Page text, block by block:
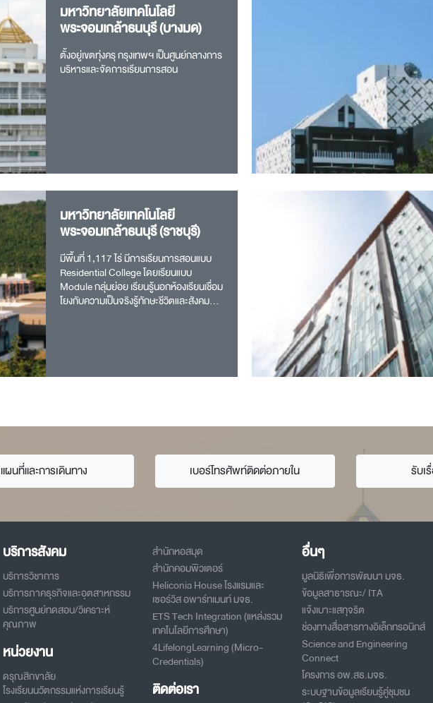
มหาวิทยาลัยเทคโนโลยี
พระจอมเกล้าธนบุรี (บางมด)
ตั้งอยู่เขตทุ่งครุ กรุงเทพฯ เป็นศูนย์กลางการ
บริหารและจัดการเรียนการสอน
มหาวิทยาลัยเทคโนโลยี
พระจอมเกล้าธนบุรี (ราชบุรี)
มีพื้นที่ 1,117 ไร่ มีการเรียนการสอนแบบ
Residential College โดยเรียนแบบ
Module กลุ่มย่อย เรียนรู้นอกห้องเรียนเชื่อม
โยงกับความเป็นจริงรู้ทักษะชีวิตและสังคม
แผนที่และการเดินทาง เบอร์โทรศัพท์ติดต่อภายใน รับเ
บริการสังคม
บริการวิชาการ
บริการภาคธุรกิจและอุตสาหกรรม
บริการศูนย์ทดสอบ/วิเคราะห์
คุณภาพ
หน่วยงาน
ดรุณสิกขาลัย
โรงเรียนนวัตกรรมแห่งการเรียนรู้
สำนักหอสมุด
สำนักคอมพิวเตอร์
Heliconia House โรงแรมและ
เซอร์วิส อพาร์ทเมนท์ มจธ.
ETS Tech Integration (แหล่งรวม
เทคโนโลยีการศึกษา)
4LifelongLearning (Micro-
Credentials)
ติดต่อเรา
อื่นๆ
มูลนิธิเพื่อการพัฒนา มจธ.
ข้อมูลสาธารณะ/ ITA
แจ้งเบาะแสทุจริต
ช่องทางสื่อสารทางอิเล็กทรอนิกส์
Science and Engineering
Connect
โครงการ อพ.สธ.มจธ.
ระบบฐานข้อมูลเรียนรู้คู่ชุมชน